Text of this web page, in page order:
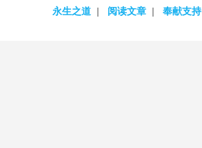
永生之道
阅读文章 奉献支持